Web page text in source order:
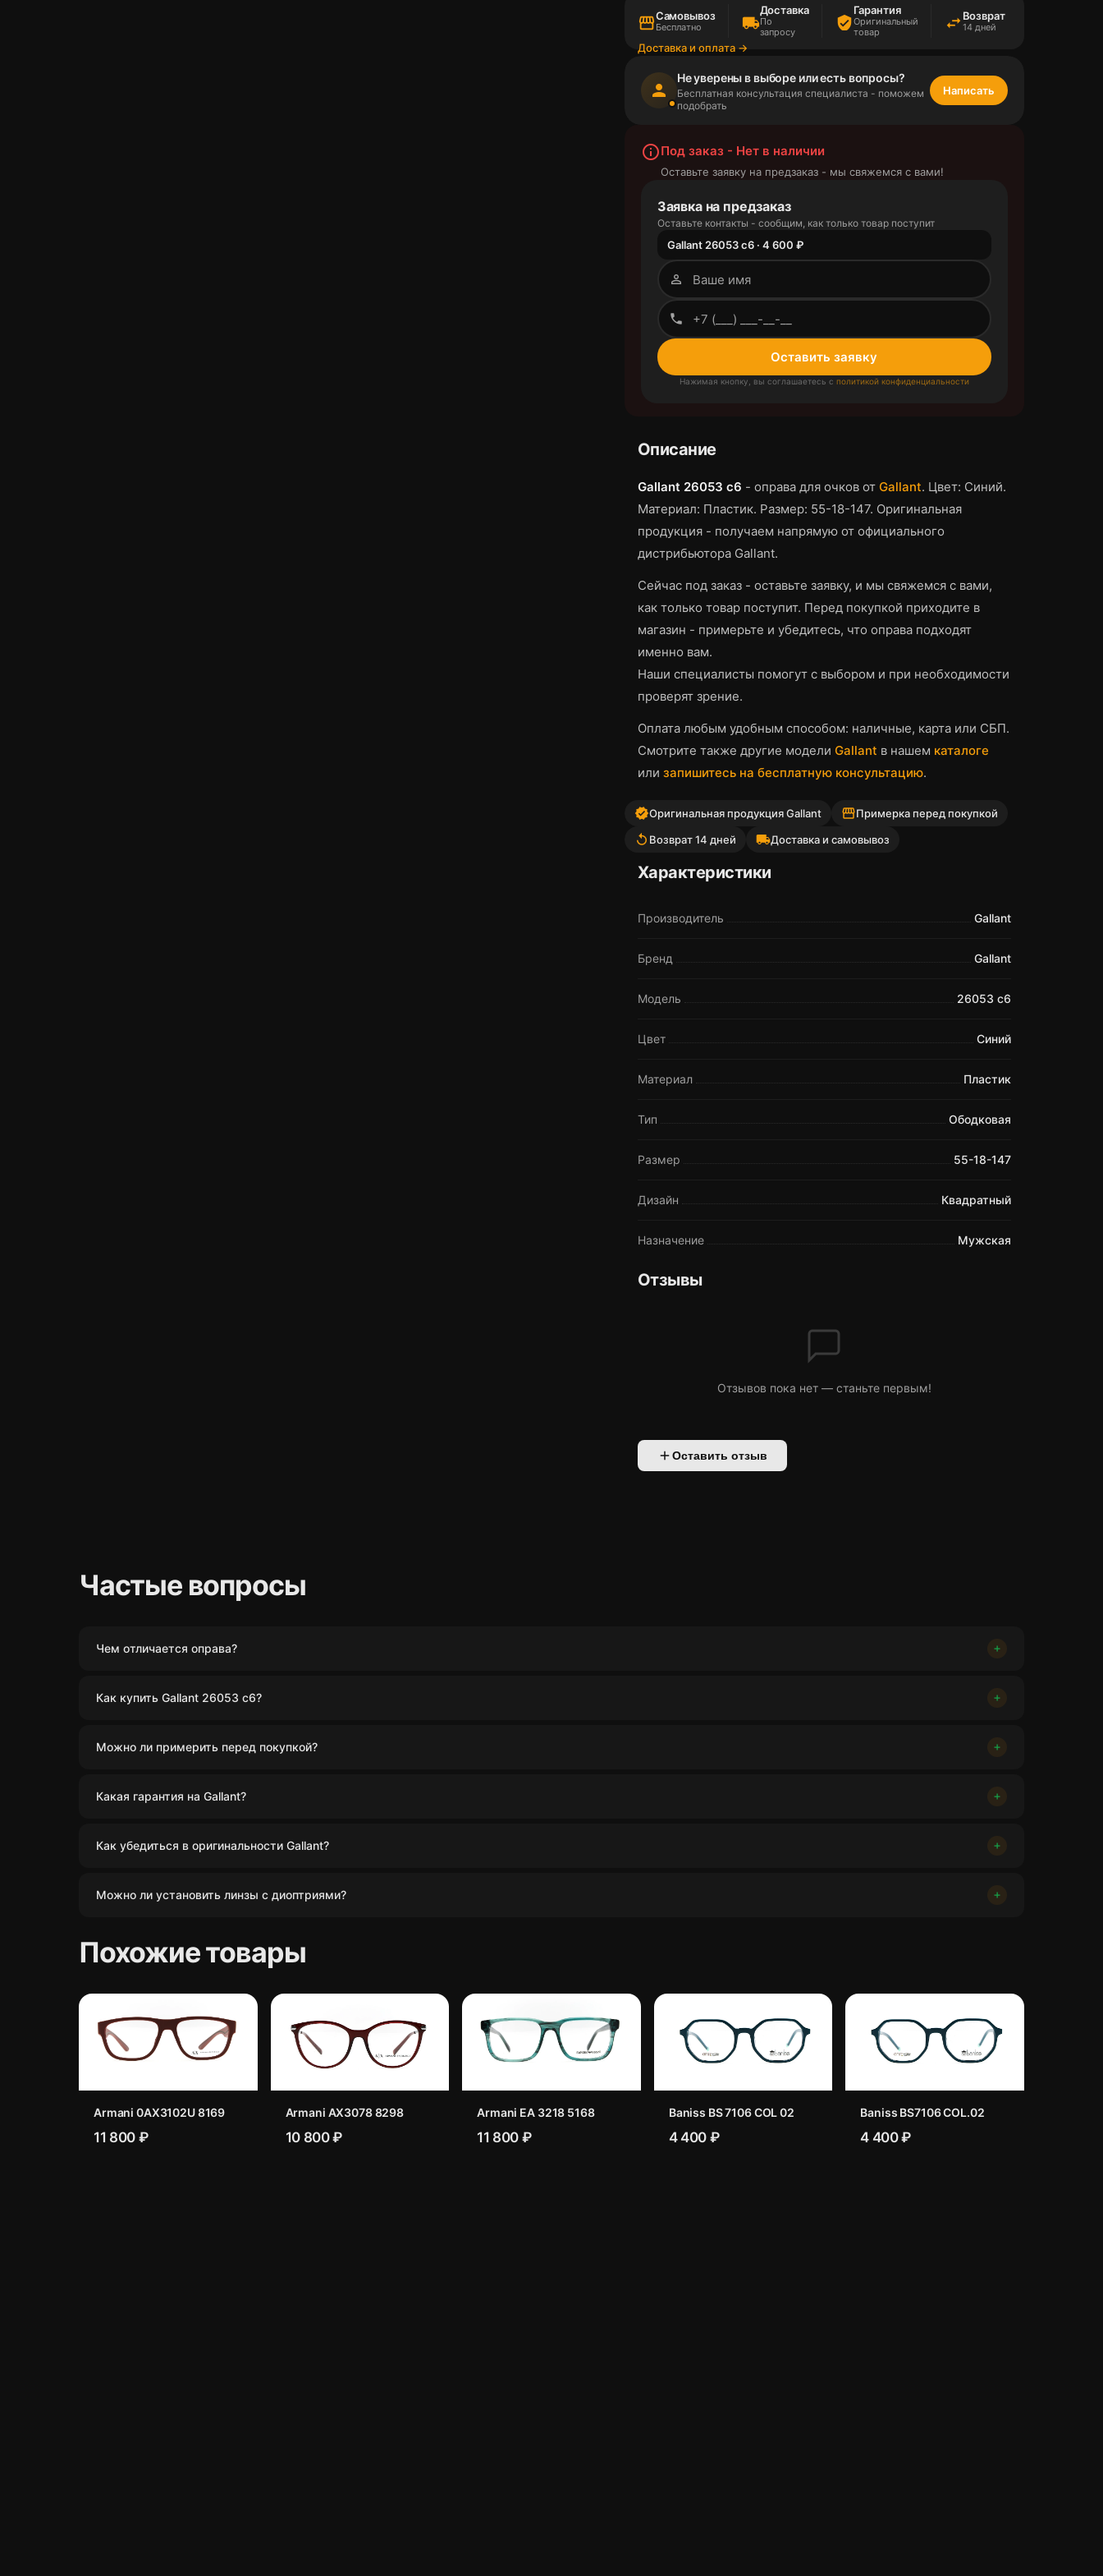
storefrontСамовывоз
Бесплатно local_shipping
Доставка
По
запросу
verified_user
Гарантия
Оригинальный
товар
swap_horiz Возврат
14 дней
Доставка и оплата →
person
Не уверены в выборе или есть вопросы?
Бесплатная консультация специалиста - поможем
подобрать
Написать
info_outlineПод заказ - Нет в наличии
Оставьте заявку на предзаказ - мы свяжемся с вами!
Заявка на предзаказ
Оставьте контакты - сообщим, как только товар поступит
Gallant 26053 с6 · 4 600 ₽
person_outline
phone_outlined
Оставить заявку
Нажимая кнопку, вы соглашаетесь с политикой конфиденциальности
Описание
Gallant 26053 с6 - оправа для очковот Gallant. Цвет: Синий.
Материал: Пластик. Размер: 55-18-147. Оригинальная
продукция - получаем напрямую от официального
дистрибьютора Gallant.
Сейчас под заказ - оставьте заявку, и мы свяжемся с вами,
как только товар поступит. Перед покупкой приходите в
магазин - примерьте и убедитесь, что оправаподходят
именно вам.
Наши специалисты помогут с выбором и при необходимости
проверят зрение.
Оплата любым удобным способом: наличные, карта или СБП.
Смотрите также другие модели Gallant в нашем каталоге
или запишитесь на бесплатную консультацию.
verifiedОригинальная продукция Gallant storefrontПримерка перед покупкой
replay Возврат 14 дней local_shippingДоставка и самовывоз
Характеристики
Производитель Gallant
Бренд Gallant
Модель 26053 с6
Цвет Синий
Материал Пластик
Тип Ободковая
Размер 55-18-147
Дизайн Квадратный
Назначение Мужская
Отзывы
Отзывов пока нет — станьте первым!
Оставить отзыв
Частые вопросы
Чем отличается оправа?
Как купить Gallant 26053 с6?
Можно ли примерить перед покупкой?
Какая гарантия на Gallant?
Как убедиться в оригинальности Gallant?
Можно ли установить линзы с диоптриями?
Похожие товары
Armani 0AX3102U 8169
11 800 ₽
Armani AX3078 8298
10 800 ₽
Armani EA 3218 5168
11 800 ₽
Baniss BS 7106 COL 02
4 400 ₽
Baniss BS7106 COL.02
4 400 ₽